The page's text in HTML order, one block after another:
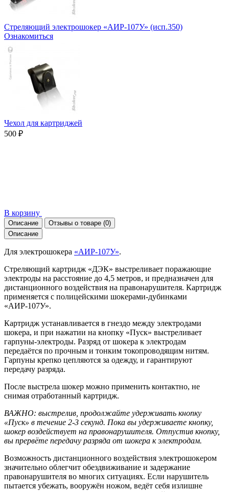
Стреляющий электрошокер «АИР-107У» (исп.350)
Ознакомиться
Чехол для картриджей
500 ₽
В корзину
Описание Отзывы о товаре (0)
Описание
Для электрошокера «АИР-107У».
Стреляющий картридж «ДЭК» выстреливает поражающие
электроды на расстояние до 4,5 метров, и предназначен для
дистанционного воздействия на правонарушителя. Картридж
применяется с полицейскими шокерами-дубинками
«АИР-107У».
Картридж устанавливается в гнездо между электродами
шокера, и при нажатии на кнопку «Пуск» выстреливает
гарпуны-электроды. Разряд от шокера к электродам
передаётся по прочным и тонким токопроводящим нитям.
Гарпуны крепко цепляются за одежду, и гарантируют
передачу разряда.
После выстрела шокер можно применить контактно, не
снимая отработанный картридж.
ВАЖНО: выстрелив, продолжайте удерживать кнопку
«Пуск» в течение 2-3 секунд. Пока вы удерживаете кнопку,
шокер воздействует на правонарушителя. Отпустив кнопку,
вы прервёте передачу разряда от шокера к электродам.
Возможность дистанционного воздействия электрошокером
значительно облегчит обездвиживание и задержание
правонарушителя во многих ситуациях. Если нарушитель
пытается убежать, вооружён ножом, ведёт себя излишне